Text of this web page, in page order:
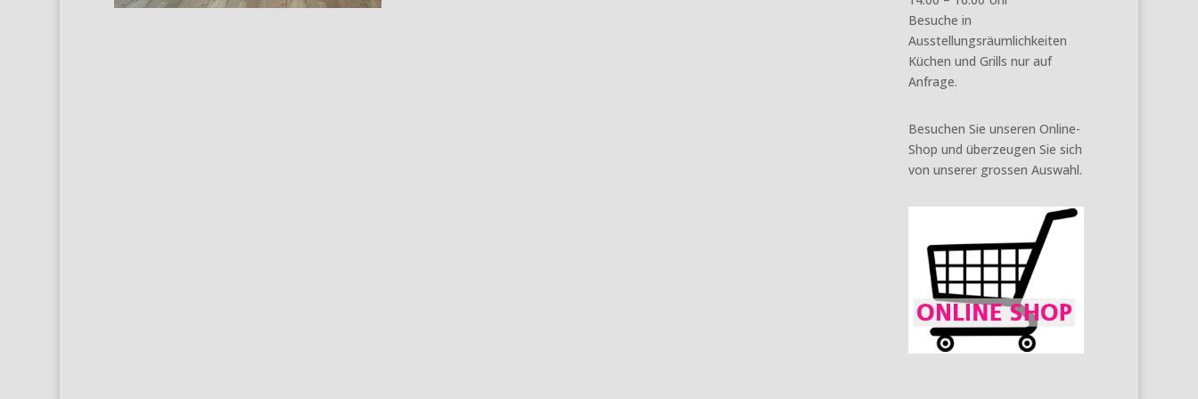
Besuche in
Ausstellungsräumlichkeiten
Küchen und Grills nur auf
Anfrage.
Besuchen Sie unseren Online-
Shop und überzeugen Sie sich
von unserer grossen Auswahl.